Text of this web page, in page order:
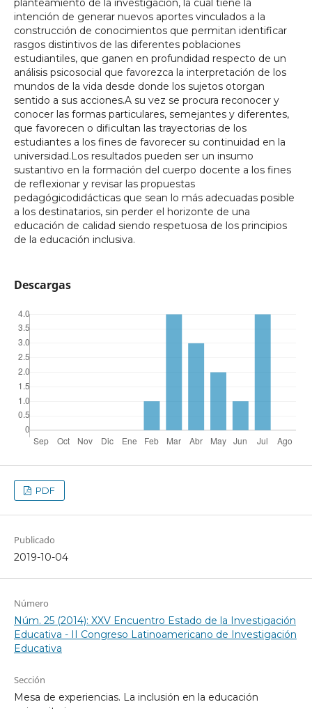
planteamiento de la investigación, la cual tiene la
intención de generar nuevos aportes vinculados a la
construcción de conocimientos que permitan identificar
rasgos distintivos de las diferentes poblaciones
estudiantiles, que ganen en profundidad respecto de un
análisis psicosocial que favorezca la interpretación de los
mundos de la vida desde donde los sujetos otorgan
sentido a sus acciones.A su vez se procura reconocer y
conocer las formas particulares, semejantes y diferentes,
que favorecen o dificultan las trayectorias de los
estudiantes a los fines de favorecer su continuidad en la
universidad.Los resultados pueden ser un insumo
sustantivo en la formación del cuerpo docente a los fines
de reflexionar y revisar las propuestas
pedagógicodidácticas que sean lo más adecuadas posible
a los destinatarios, sin perder el horizonte de una
educación de calidad siendo respetuosa de los principios
de la educación inclusiva.
Descargas
PDF
Publicado
2019-10-04
Número
Núm. 25 (2014): XXV Encuentro Estado de la Investigación
Educativa - II Congreso Latinoamericano de Investigación
Educativa
Sección
Mesa de experiencias. La inclusión en la educación